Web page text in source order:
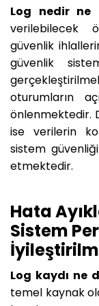
Log nedir ne
verilebilecek
güvenlik
güvenlik
oturumların
önlenmektedir.
ise verilerin
sistem
etmektedir.
Hata
Sistem
Log kaydı ne
temel kaynak